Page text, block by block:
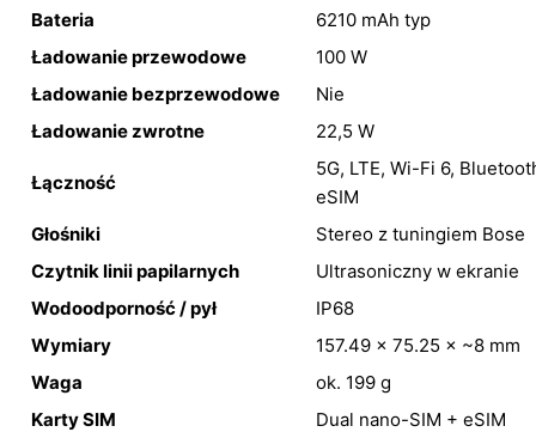
Bateria
6210 mAh typ
Ładowanie przewodowe
100 W
Ładowanie bezprzewodowe
Nie
Ładowanie zwrotne
22,5 W
Łączność
5G, LTE, Wi-Fi 6,
eSIM
Głośniki
Stereo z tuningiem Bose
Czytnik linii papilarnych
Ultrasoniczny w ekranie
Wodoodporność / pył
IP68
Wymiary
157.49 × 75.25 × ~8 mm
Waga
ok. 199 g
Karty SIM
Dual nano-SIM + eSIM